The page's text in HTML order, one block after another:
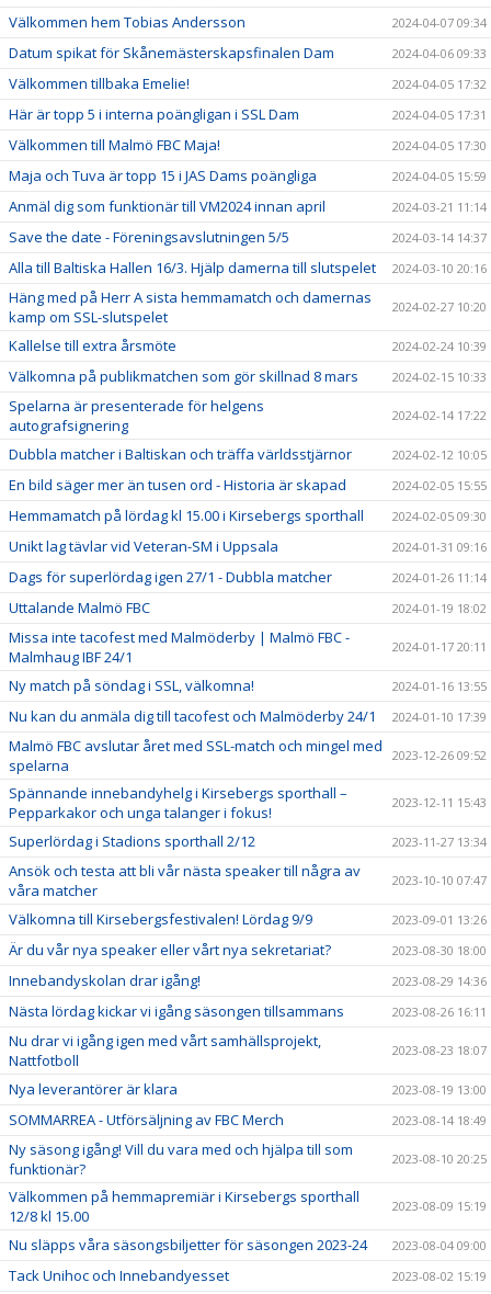
Välkommen hem Tobias Andersson 2024-04-07 09:34
Datum spikat för Skånemästerskapsfinalen Dam 2024-04-06 09:33
Välkommen tillbaka Emelie! 2024-04-05 17:32
Här är topp 5 i interna poängligan i SSL Dam 2024-04-05 17:31
Välkommen till Malmö FBC Maja! 2024-04-05 17:30
Maja och Tuva är topp 15 i JAS Dams poängliga 2024-04-05 15:59
Anmäl dig som funktionär till VM2024 innan april 2024-03-21 11:14
Save the date - Föreningsavslutningen 5/5 2024-03-14 14:37
Alla till Baltiska Hallen 16/3. Hjälp damerna till slutspelet 2024-03-10 20:16
Häng med på Herr A sista hemmamatch och damernas
kamp om SSL-slutspelet
2024-02-27 10:20
Kallelse till extra årsmöte 2024-02-24 10:39
Välkomna på publikmatchen som gör skillnad 8 mars 2024-02-15 10:33
Spelarna är presenterade för helgens
autografsignering
2024-02-14 17:22
Dubbla matcher i Baltiskan och träffa världsstjärnor 2024-02-12 10:05
En bild säger mer än tusen ord - Historia är skapad 2024-02-05 15:55
Hemmamatch på lördag kl 15.00 i Kirsebergs sporthall 2024-02-05 09:30
Unikt lag tävlar vid Veteran-SM i Uppsala 2024-01-31 09:16
Dags för superlördag igen 27/1 - Dubbla matcher 2024-01-26 11:14
Uttalande Malmö FBC 2024-01-19 18:02
Missa inte tacofest med Malmöderby | Malmö FBC -
Malmhaug IBF 24/1
2024-01-17 20:11
Ny match på söndag i SSL, välkomna! 2024-01-16 13:55
Nu kan du anmäla dig till tacofest och Malmöderby 24/1 2024-01-10 17:39
Malmö FBC avslutar året med SSL-match och mingel med
spelarna
2023-12-26 09:52
Spännande innebandyhelg i Kirsebergs sporthall –
Pepparkakor och unga talanger i fokus!
2023-12-11 15:43
Superlördag i Stadions sporthall 2/12 2023-11-27 13:34
Ansök och testa att bli vår nästa speaker till några av
våra matcher
2023-10-10 07:47
Välkomna till Kirsebergsfestivalen! Lördag 9/9 2023-09-01 13:26
Är du vår nya speaker eller vårt nya sekretariat? 2023-08-30 18:00
Innebandyskolan drar igång! 2023-08-29 14:36
Nästa lördag kickar vi igång säsongen tillsammans 2023-08-26 16:11
Nu drar vi igång igen med vårt samhällsprojekt,
Nattfotboll
2023-08-23 18:07
Nya leverantörer är klara 2023-08-19 13:00
SOMMARREA - Utförsäljning av FBC Merch 2023-08-14 18:49
Ny säsong igång! Vill du vara med och hjälpa till som
funktionär?
2023-08-10 20:25
Välkommen på hemmapremiär i Kirsebergs sporthall
12/8 kl 15.00
2023-08-09 15:19
Nu släpps våra säsongsbiljetter för säsongen 2023-24 2023-08-04 09:00
Tack Unihoc och Innebandyesset 2023-08-02 15:19